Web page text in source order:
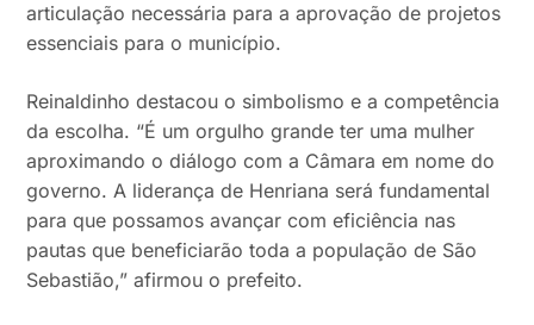
articulação necessária para a aprovação de projetos
essenciais para o município.
Reinaldinho destacou o simbolismo e a competência
da escolha. “É um orgulho grande ter uma mulher
aproximando o diálogo com a Câmara em nome do
governo. A liderança de Henriana será fundamental
para que possamos avançar com eficiência nas
pautas que beneficiarão toda a população de São
Sebastião,” afirmou o prefeito.